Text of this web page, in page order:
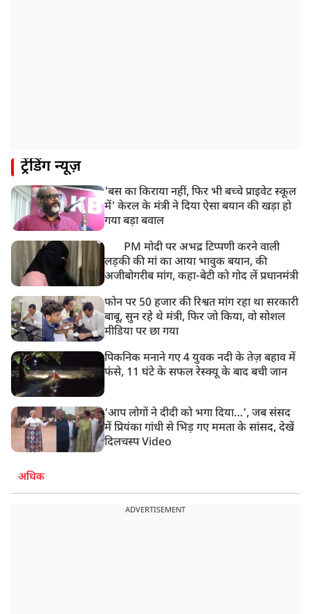
ट्रेंडिंग न्यूज़
'बस का किराया नहीं, फिर भी बच्चे प्राइवेट स्कूल
में' केरल के मंत्री ने दिया ऐसा बयान की खड़ा हो
गया बड़ा बवाल
PM मोदी पर अभद्र टिप्पणी करने वाली
लड़की की मां का आया भावुक बयान, की
अजीबोगरीब मांग, कहा-बेटी को गोद लें प्रधानमंत्री
फोन पर 50 हजार की रिश्वत मांग रहा था सरकारी
बाबू, सुन रहे थे मंत्री, फिर जो किया, वो सोशल
मीडिया पर छा गया
पिकनिक मनाने गए 4 युवक नदी के तेज़ बहाव में
फंसे, 11 घंटे के सफल रेस्क्यू के बाद बची जान
‘आप लोगों ने दीदी को भगा दिया…’, जब संसद
में प्रियंका गांधी से भिड़ गए ममता के सांसद, देखें
दिलचस्प Video
अधिक
ADVERTISEMENT